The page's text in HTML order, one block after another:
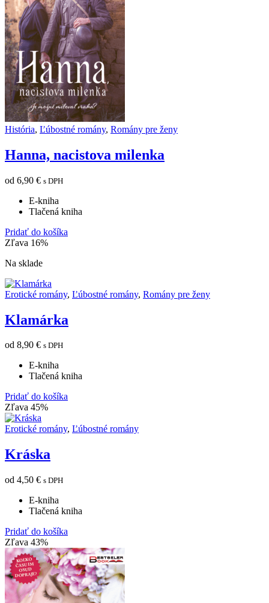
História, Ľúbostné romány, Romány pre ženy
Hanna, nacistova milenka
od 6,90 € s DPH
E-kniha
Tlačená kniha
Pridať do košíka
Zľava 16%
Na sklade
Erotické romány, Ľúbostné romány, Romány pre ženy
Klamárka
od 8,90 € s DPH
E-kniha
Tlačená kniha
Pridať do košíka
Zľava 45%
Erotické romány, Ľúbostné romány
Kráska
od 4,50 € s DPH
E-kniha
Tlačená kniha
Pridať do košíka
Zľava 43%